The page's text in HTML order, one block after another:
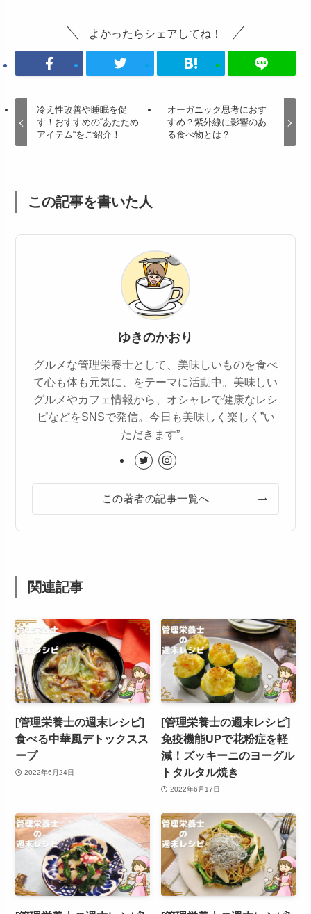
よかったらシェアしてね！
冷え性改善や睡眠を促
す！おすすめの“あたため
アイテム“をご紹介！
オーガニック思考におす
すめ？紫外線に影響のあ
る食べ物とは？
この記事を書いた人
ゆきのかおり
グルメな管理栄養士として、美味しいものを食べ
て心も体も元気に、をテーマに活動中。美味しい
グルメやカフェ情報から、オシャレで健康なレシ
ピなどをSNSで発信。今日も美味しく楽しく”い
ただきます”。
この著者の記事一覧へ
関連記事
[管理栄養士の週末レシピ]
食べる中華風デトックスス
ープ
2022年6月24日
[管理栄養士の週末レシピ]
免疫機能UPで花粉症を軽
減！ズッキーニのヨーグル
トタルタル焼き
2022年6月17日